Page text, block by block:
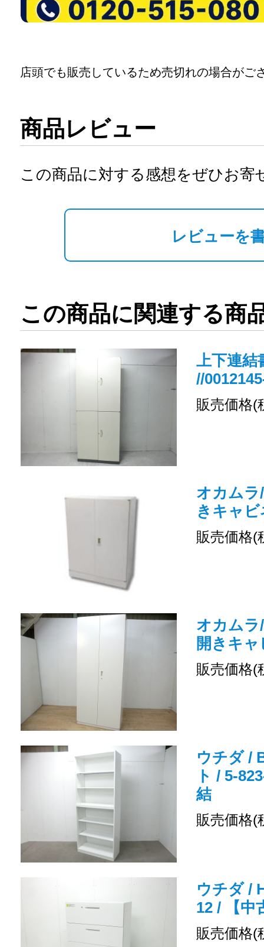
店頭でも販売しているため売切れの場合がご
商品レビュー
この商品に対する感想をぜひお寄
レビューを
この商品に関連する商
上下連結
//
販売価格(
オカムラ
きキャ
販売価格(
オカムラ
開きキ
販売価格(
ウチダ /
ト / 5-
結
販売価格(
ウチダ /
12 / 【中
販売価格(